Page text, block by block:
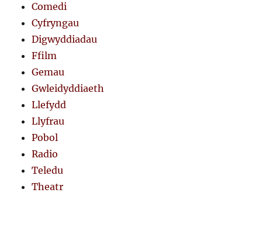
Comedi
Cyfryngau
Digwyddiadau
Ffilm
Gemau
Gwleidyddiaeth
Llefydd
Llyfrau
Pobol
Radio
Teledu
Theatr